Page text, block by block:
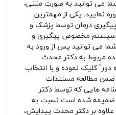
می توانید به صورت متنی،
نمایید. یکی از مهمترین
پیگیری درمان توسط پزشک و
"سیستم مخصوص پیگیری و
می توانید پس از ورود به
مربوط به دکتر محدث
دور" کلیک نموده و با انتخاب
ضمن مطالعه مستندات
هایی که توسط دکتر
ضمیمه شده است نسبت به
علاوه بر دکتر محدث پیدایش،